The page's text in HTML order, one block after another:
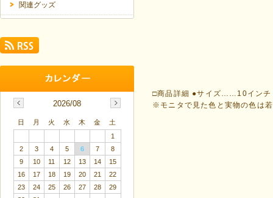
□商品詳細 ●サイズ……10イン
※モニタで見た色と実物の色は
関連グッズ
2026/08
日 月 火 水 木 金
土
1
2
3 4 5 6 7
8
9
10 11 12 13 14
15
16
17 18 19 20 21
22
23
24 25 26 27 28
29